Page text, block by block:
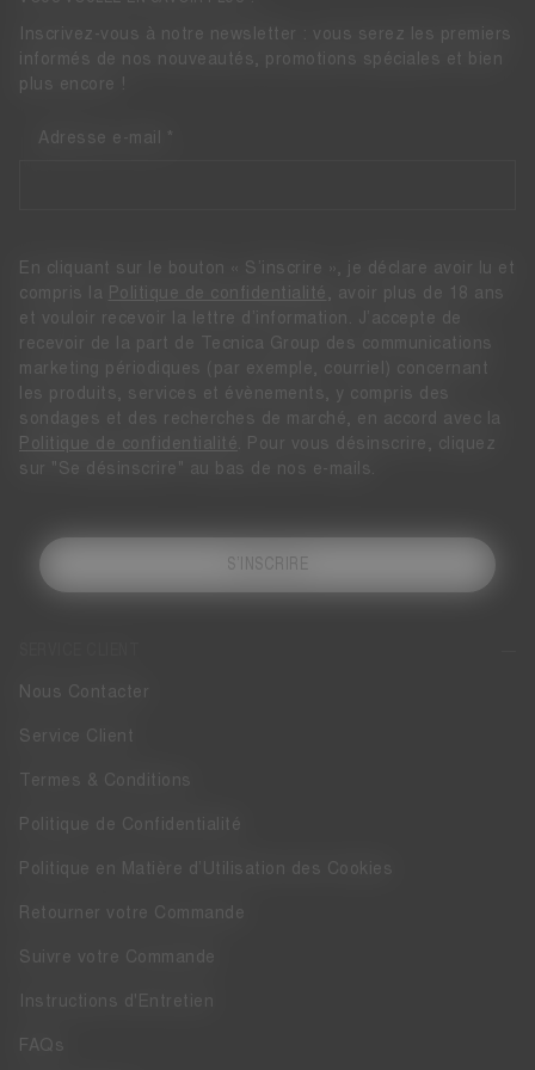
Nous Contacter
Service Client
Termes & Conditions
Politique de Confidentialité
Politique en Matière d’Utilisation des Cookies
Retourner votre Commande
Suivre votre Commande
Instructions d'Entretien
FAQs
Inscrivez-vous à notre newsletter : vous serez les premiers
informés de nos nouveautés, promotions spéciales et bien
plus encore !
Adresse e-mail
En cliquant sur le bouton « S’inscrire », je déclare avoir lu et
compris la
Politique de confidentialité, avoir plus de 18 ans
et vouloir recevoir la lettre d’information. J’accepte de
recevoir de la part de Tecnica Group des communications
marketing périodiques (par exemple, courriel) concernant
les produits, services et évènements, y compris des
sondages et des recherches de marché, en accord avec la
Politique de confidentialité
. Pour vous désinscrire, cliquez
sur "Se désinscrire" au bas de nos e-mails.
S’INSCRIRE